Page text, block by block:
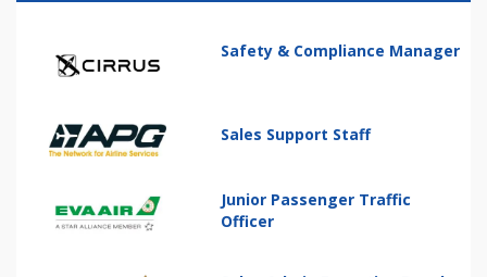
Safety & Compliance Manager
Sales Support Staff
Junior Passenger Traffic
Officer